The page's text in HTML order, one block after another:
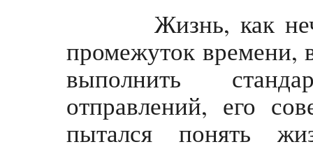
Жизнь, как
промежуток времени,
выполнить
отправлений, его
пытался понять